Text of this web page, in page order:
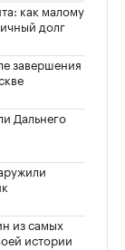
как малому
долг
завершения
Дальнего
из самых
истории